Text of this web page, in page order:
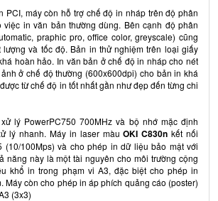
PCI, máy còn hỗ trợ chế độ in nháp trên độ phân
việc in văn bản thường dùng. Bên cạnh độ phân
praphic pro, office color, greyscale) cũng
và tốc độ. Bản in thử nghiệm trên loại giấy
hoàn hảo. In văn bản ở chế độ in nháp cho nét
ở chế độ thường (600x600dpi) cho bản in khá
từ chế độ in tốt nhất gần như đẹp đến từng chi
lý PowerPC750 700MHz và bộ nhớ mặc định
lý nhanh. Máy in laser màuOKI C830n kết nối
(10/100Mps) và cho phép in dữ liệu bảo mật với
năng này là một tài nguyên cho môi trường cộng
khổ in trong phạm vi A3, đặc biệt cho phép in
Máy còn cho phép in áp phích quảng cáo (poster)
(3x3)